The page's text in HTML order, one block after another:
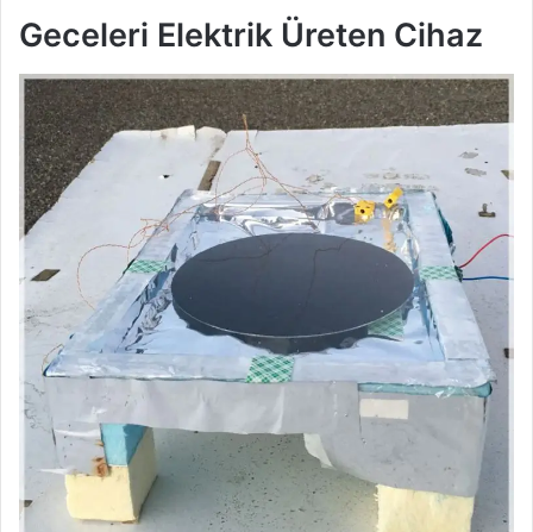
Geceleri Elektrik Üreten Cihaz